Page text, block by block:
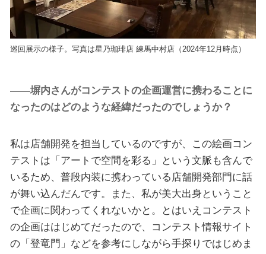
巡回展示の様子。写真は星乃珈琲店 練馬中村店（2024年12月時点）
――塀内さんがコンテストの企画運営に携わることに
なったのはどのような経緯だったのでしょうか？
私は店舗開発を担当しているのですが、この絵画コン
テストは「アートで空間を彩る」という文脈も含んで
いるため、普段内装に携わっている店舗開発部門に話
が舞い込んだんです。また、私が美大出身ということ
で企画に関わってくれないかと。とはいえコンテスト
の企画ははじめてだったので、コンテスト情報サイト
の「登竜門」などを参考にしながら手探りではじめま